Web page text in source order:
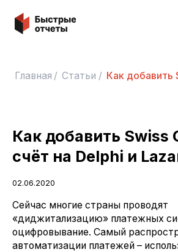
Быстрые отчеты
Главная / Статьи / Как добавить
Как добавить Swiss
счёт на Delphi и
02.06.2020
Сейчас многие страны проводят
«диджитализацию» платежных
оцифровывание. Самый
автоматизации платежей –